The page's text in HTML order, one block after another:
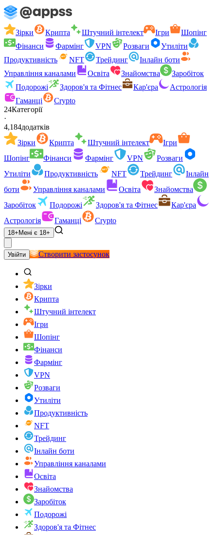
Зірки Крипта Штучний інтелект Ігри
Шопінг
Фінанси
Фармінг VPN Розваги
Утиліти
Продуктивність
NFT Трейдинг
Інлайн боти
Управління каналами
Освіта Знайомства
Заробіток
Подорожі
Здоров'я та Фітнес Кар'єра
Астрологія
Гаманці
Crypto
24Категорії
·
4,184додатків
Зірки
Крипта Штучний інтелект
Ігри
Шопінг
Фінанси Фармінг VPN
Розваги
Утиліти
Продуктивність NFT Трейдинг
Інлайн
боти
Управління каналами Освіта
Знайомства
Заробіток
Подорожі Здоров'я та Фітнес
Кар'єра
Астрологія
Гаманці Crypto
18+ Мені є 18+
Увійти Створити застосунок
Зірки
Крипта
Штучний інтелект
Ігри
Шопінг
Фінанси
Фармінг
VPN
Розваги
Утиліти
Продуктивність
NFT
Трейдинг
Інлайн боти
Управління каналами
Освіта
Знайомства
Заробіток
Подорожі
Здоров'я та Фітнес